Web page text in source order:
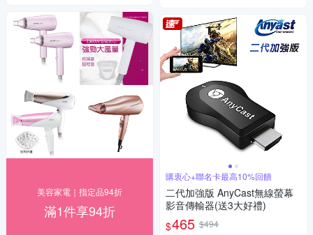
美容家電｜指定品94折
滿1件享94折
購衷心+聯名卡最高10%回饋
二代加強版 AnyCast無線螢幕
影音傳輸器(送3大好禮)
$465 $494